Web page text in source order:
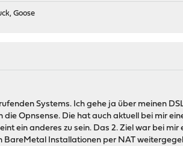
Goose
Systems. Ich gehe ja über meinen
die Opnsense. Die hat auch aktuell bei mir
ein anderes zu sein. Das 2. Ziel war bei
Installationen per NAT